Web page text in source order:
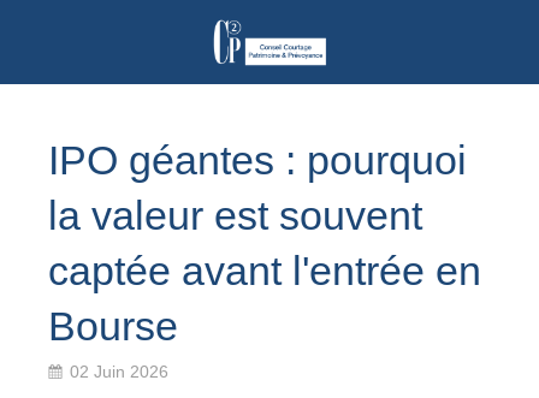
IPO géantes : pourquoi
la valeur est souvent
captée avant l'entrée en
Bourse
02 Juin 2026